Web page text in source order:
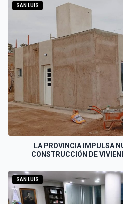
SAN LUIS
LA PROVINCIA IMPULSA
CONSTRUCCIÓN DE
SAN LUIS